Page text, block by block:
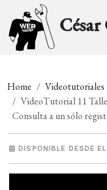
Home Videotutoriales
VideoTutorial 11
Consulta a un sólo
DISPONIBLE DESDE